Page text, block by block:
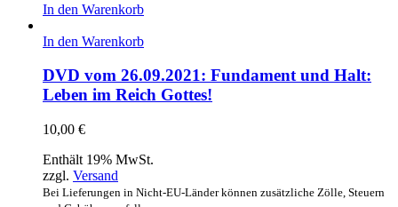
In den Warenkorb
In den Warenkorb
DVD vom 26.09.2021: Fundament und Halt:
Leben im Reich Gottes!
10,00 €
Enthält 19% MwSt.
zzgl. Versand
Bei Lieferungen in Nicht-EU-Länder können zusätzliche Zölle, Steuern